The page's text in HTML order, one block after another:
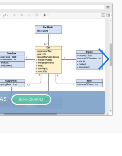
BUKA DIAGRAM